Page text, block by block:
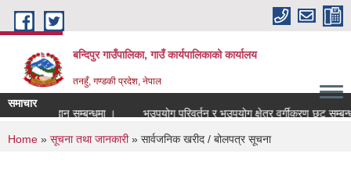
Skip to main content
बन्दिपुर गाउँपालिका, गाउँ कार्यपालिकाको कार्यालय
तनहुँ, गण्डकी प्रदेश, नेपाल
समाचार
आह्वान सम्बन्धमा ।
भूउपयोग परिवर्तन र भूउपयोग क्षेत्र वर्गीकरण छुट सम्बन्धमा ।
You are here
Home » सूचना तथा जानकारी» सार्वजनिक खरीद / बोलपत्र सूचना